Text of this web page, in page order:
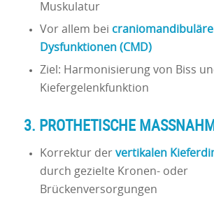
Muskulatur
Vor allem bei
Dysfunktionen (CMD)
Ziel: Harmonisierung von Biss
Kiefergelenkfunktion
3. PROTHETISCHE
Korrektur der vertikalen
durch gezielte Kronen- oder
Brückenversorgungen